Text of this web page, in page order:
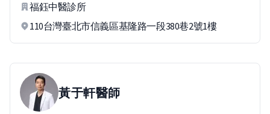
福鈺中醫診所
110台灣臺北市信義區基隆路一段380巷2號1樓
黃于軒醫師